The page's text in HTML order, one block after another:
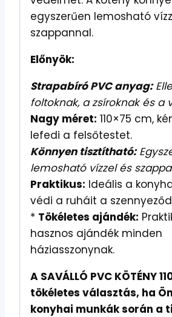
egyszerűen lemosható
szappannal.
Előnyök:
Strapabíró PVC anyag:
foltoknak, a zsíroknak és a
Nagy méret: 110×75 cm,
lefedi a felsőtestet.
Könnyen tisztítható:
lemosható vízzel és
Praktikus: Ideális a
védi a ruháit a
* Tökéletes ajándék:
hasznos ajándék minden
háziasszonynak.
A SAVÁLLÓ PVC KÖTÉNY
tökéletes választás, ha
konyhai munkák során a